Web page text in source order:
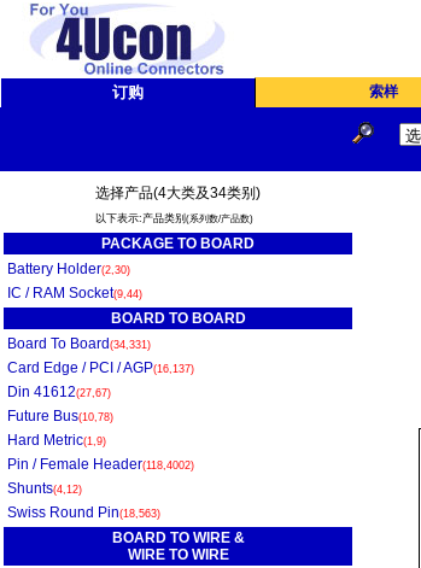
订购 索样
选择产品(4大类及34类别)
以下表示:产品类别 (系列数/产品数)
PACKAGE TO BOARD
Battery Holder(2,30)
IC / RAM Socket(9,44)
BOARD TO BOARD
Board To Board (34,331)
Card Edge / PCI / AGP(16,137)
Din 41612(27,67)
Future Bus(10,78)
Hard Metric(1,9)
Pin / Female Header(118,4002)
Shunts(4,12)
Swiss Round Pin(18,563)
BOARD TO WIRE &
WIRE TO WIRE